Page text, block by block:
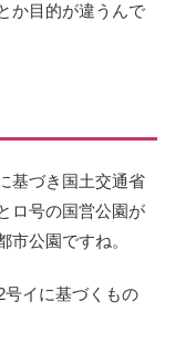
か目的が違うんで
基づき国土交通省
ロ号の国営公園が
市公園ですね。
号イに基づくもの